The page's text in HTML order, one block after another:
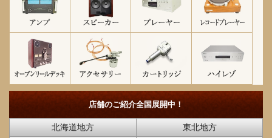
店舗のご紹介全国展開中！
北海道地方
東北地方